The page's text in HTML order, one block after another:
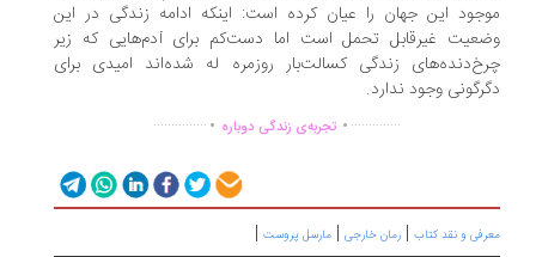
این جهان را عیان کرده است:‌ اینکه ادامه زندگی در این
غیرقابل تحمل است اما دست‌کم برای آدم‌هایی که زیر
زندگی کسالت‌بار روزمره له شده‌اند امیدی برای
وجود ندارد.
................تجربه‌ی زندگی دوباره ...............
و نقد کتاب|رمان خارجی|مارسل پروست|